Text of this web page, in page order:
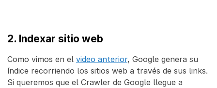
2. Indexar sitio web
Como vimos en el video anterior, Google genera su
índice recorriendo los sitios web a través de sus links.
Si queremos que el Crawler de Google llegue a